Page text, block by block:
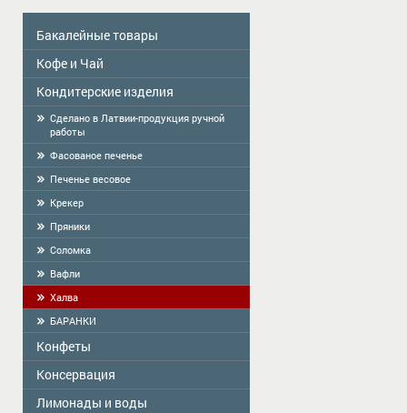
Бакалейные товары
Colavita
Приправы
Сухой завтрак
Тортилья
Мука
Крахмал, кисель, желе
Кофе и Чай
Чай
КОФЕ
Кондитерские изделия
Сделано в Латвии-продукция ручной
работы
Фасованое печенье
Печенье весовое
Крекер
Пряники
Cоломка
Вафли
Халва
БАРАНКИ
Конфеты
ME2U
Консервация
Zelta Saule
Лимонады и воды